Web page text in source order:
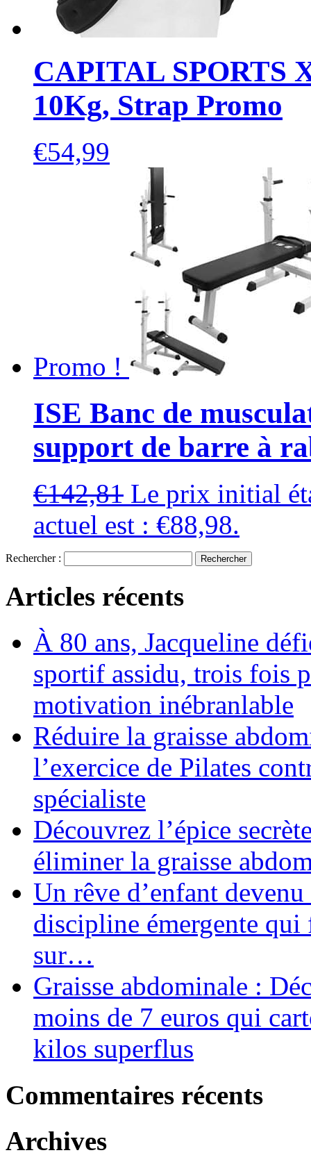
CAPITAL SPORTS
10Kg, Strap Promo
€54,99
Promo !
ISE Banc de
support de barre à
€142,81 Le prix initial
actuel est : €88,98.
Rechercher :
Articles récents
À 80 ans, Jacqueline
sportif assidu, trois fois
motivation inébranlable
Réduire la graisse
l’exercice de Pilates
spécialiste
Découvrez l’épice
éliminer la graisse
Un rêve d’enfant
discipline émergente qui
sur…
Graisse abdominale :
moins de 7 euros qui
kilos superflus
Commentaires récents
Archives